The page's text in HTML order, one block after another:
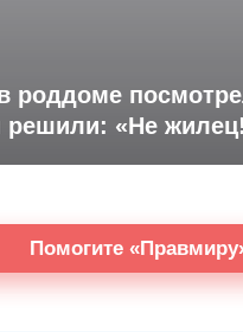
роддоме
решили: «Не
Помогите